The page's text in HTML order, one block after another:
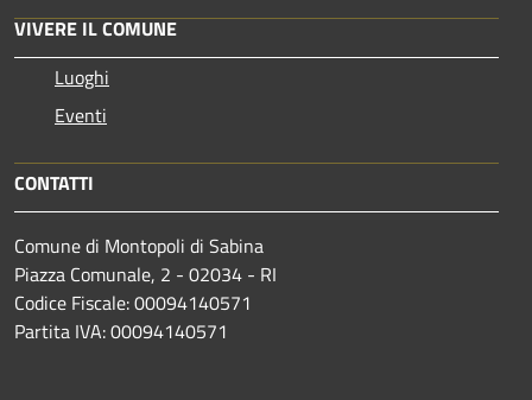
VIVERE IL COMUNE
Luoghi
Eventi
CONTATTI
Comune di Montopoli di Sabina
Piazza Comunale, 2 - 02034 - RI
Codice Fiscale: 00094140571
Partita IVA: 00094140571